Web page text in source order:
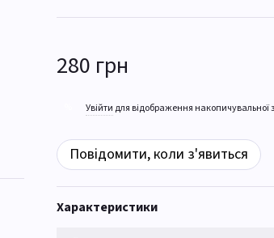
280 грн
Увійти для відображення накопичувальної
Повідомити, коли з'явиться
Характеристики